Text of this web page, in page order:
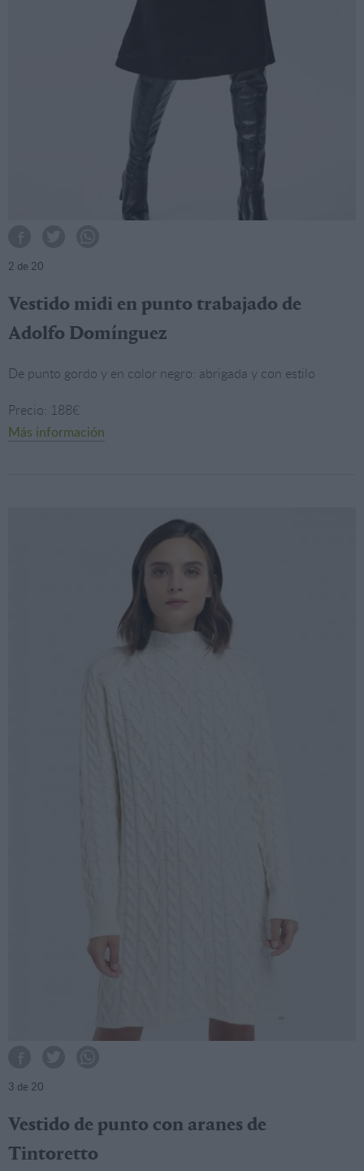
2 de 20
Vestido midi en punto trabajado de
Adolfo Domínguez
De punto gordo y en color negro: abrigada y con estilo
Precio: 188€
Más información
3 de 20
Vestido de punto con aranes de
Tintoretto